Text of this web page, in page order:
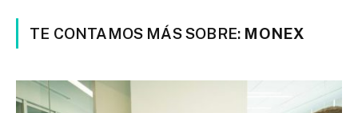
TE CONTAMOS MÁS SOBRE: MONEX